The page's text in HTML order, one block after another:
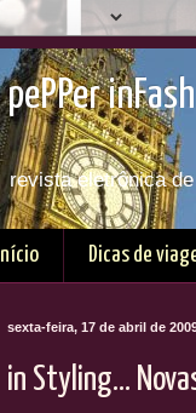
pePPer
revista eletrônica
Início Dicas de
sexta-feira, 17 de abril de
in Styling...